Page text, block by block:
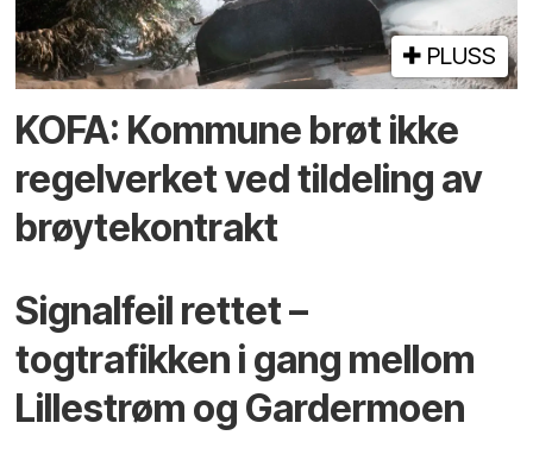
PLUSS
KOFA: Kommune brøt ikke
regelverket ved tildeling av
brøytekontrakt
Signalfeil rettet –
togtrafikken i gang mellom
Lillestrøm og Gardermoen